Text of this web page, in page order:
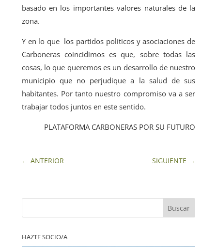
basado en los importantes valores naturales de la
zona.
Y en lo que los partidos políticos y asociaciones de
Carboneras coincidimos es que, sobre todas las
cosas, lo que queremos es un desarrollo de nuestro
municipio que no perjudique a la salud de sus
habitantes. Por tanto nuestro compromiso va a ser
trabajar todos juntos en este sentido.
PLATAFORMA CARBONERAS POR SU FUTURO
← ANTERIOR SIGUIENTE →
Buscar
HAZTE SOCIO/A